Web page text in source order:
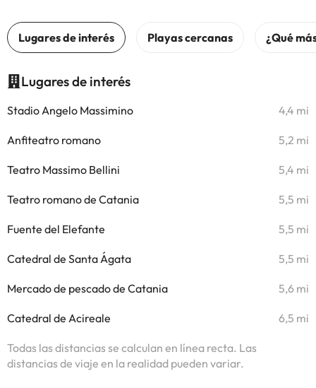
Lugares de interés
Stadio Angelo Massimino 4,4 mi
Anfiteatro romano 5,2 mi
Teatro Massimo Bellini 5,4 mi
Teatro romano de Catania 5,5 mi
Fuente del Elefante 5,5 mi
Catedral de Santa Ágata 5,5 mi
Mercado de pescado de Catania 5,6 mi
Catedral de Acireale 6,5 mi
Todas las distancias se calculan en línea recta. Las
distancias de viaje en la realidad pueden variar.